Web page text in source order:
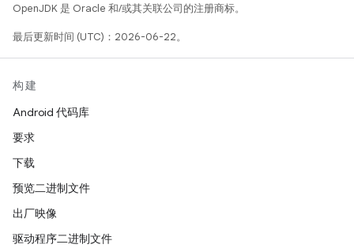
OpenJDK 是 Oracle 和/或其关联公司的注册商标。
最后更新时间 (UTC)：2026-06-22。
构建
Android 代码库
要求
下载
预览二进制文件
出厂映像
驱动程序二进制文件